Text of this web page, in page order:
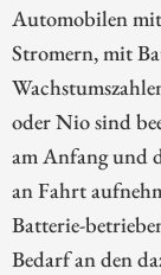
Automobilen mit
Stromern, mit
oder Nio sind
am Anfang und
an Fahrt
Batterie-
Bedarf an den